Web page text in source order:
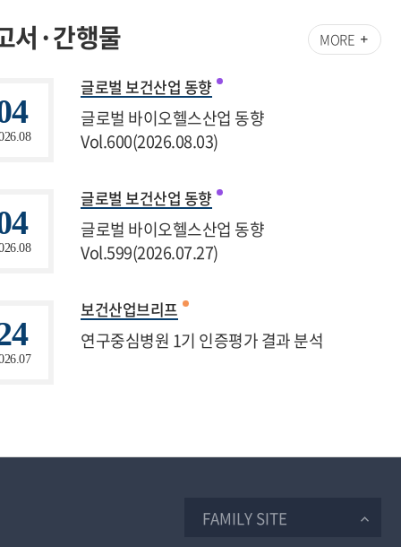
서·간행물
글로벌 보건산업 동향
글로벌 바이오헬스산업 동향
Vol.600(2026.08.03)
글로벌 보건산업 동향
글로벌 바이오헬스산업 동향
Vol.599(2026.07.27)
보건산업브리프
연구중심병원 1기 인증평가 결과 분석
MORE
FAMILY SITE